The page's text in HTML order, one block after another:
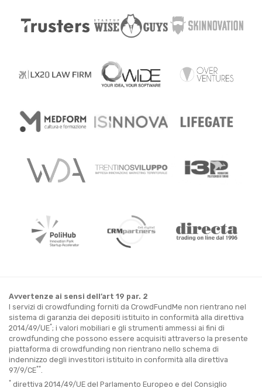
Avvertenze ai sensi dell’art 19 par. 2
I servizi di crowdfunding forniti da CrowdFundMe non rientrano nel
sistema di garanzia dei depositi istituito in conformità alla direttiva
2014/49/UE*; i valori mobiliari e gli strumenti ammessi ai fini di
crowdfunding che possono essere acquisiti attraverso la presente
piattaforma di crowdfunding non rientrano nello schema di
indennizzo degli investitori istituito in conformità alla direttiva
97/9/CE**
* direttiva 2014/49/UE del Parlamento Europeo e del Consiglio